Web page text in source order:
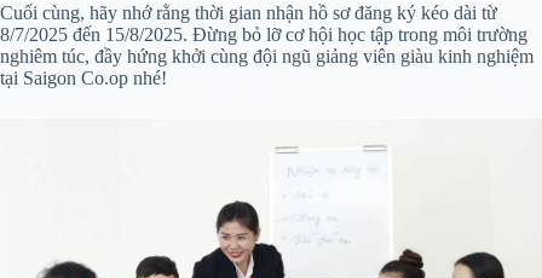
Cuối cùng, hãy nhớ rằng thời gian nhận hồ sơ đăng ký kéo dài từ
8/7/2025 đến 15/8/2025. Đừng bỏ lỡ cơ hội học tập trong môi trường
nghiêm túc, đầy hứng khởi cùng đội ngũ giảng viên giàu kinh nghiệm
tại Saigon Co.op nhé!